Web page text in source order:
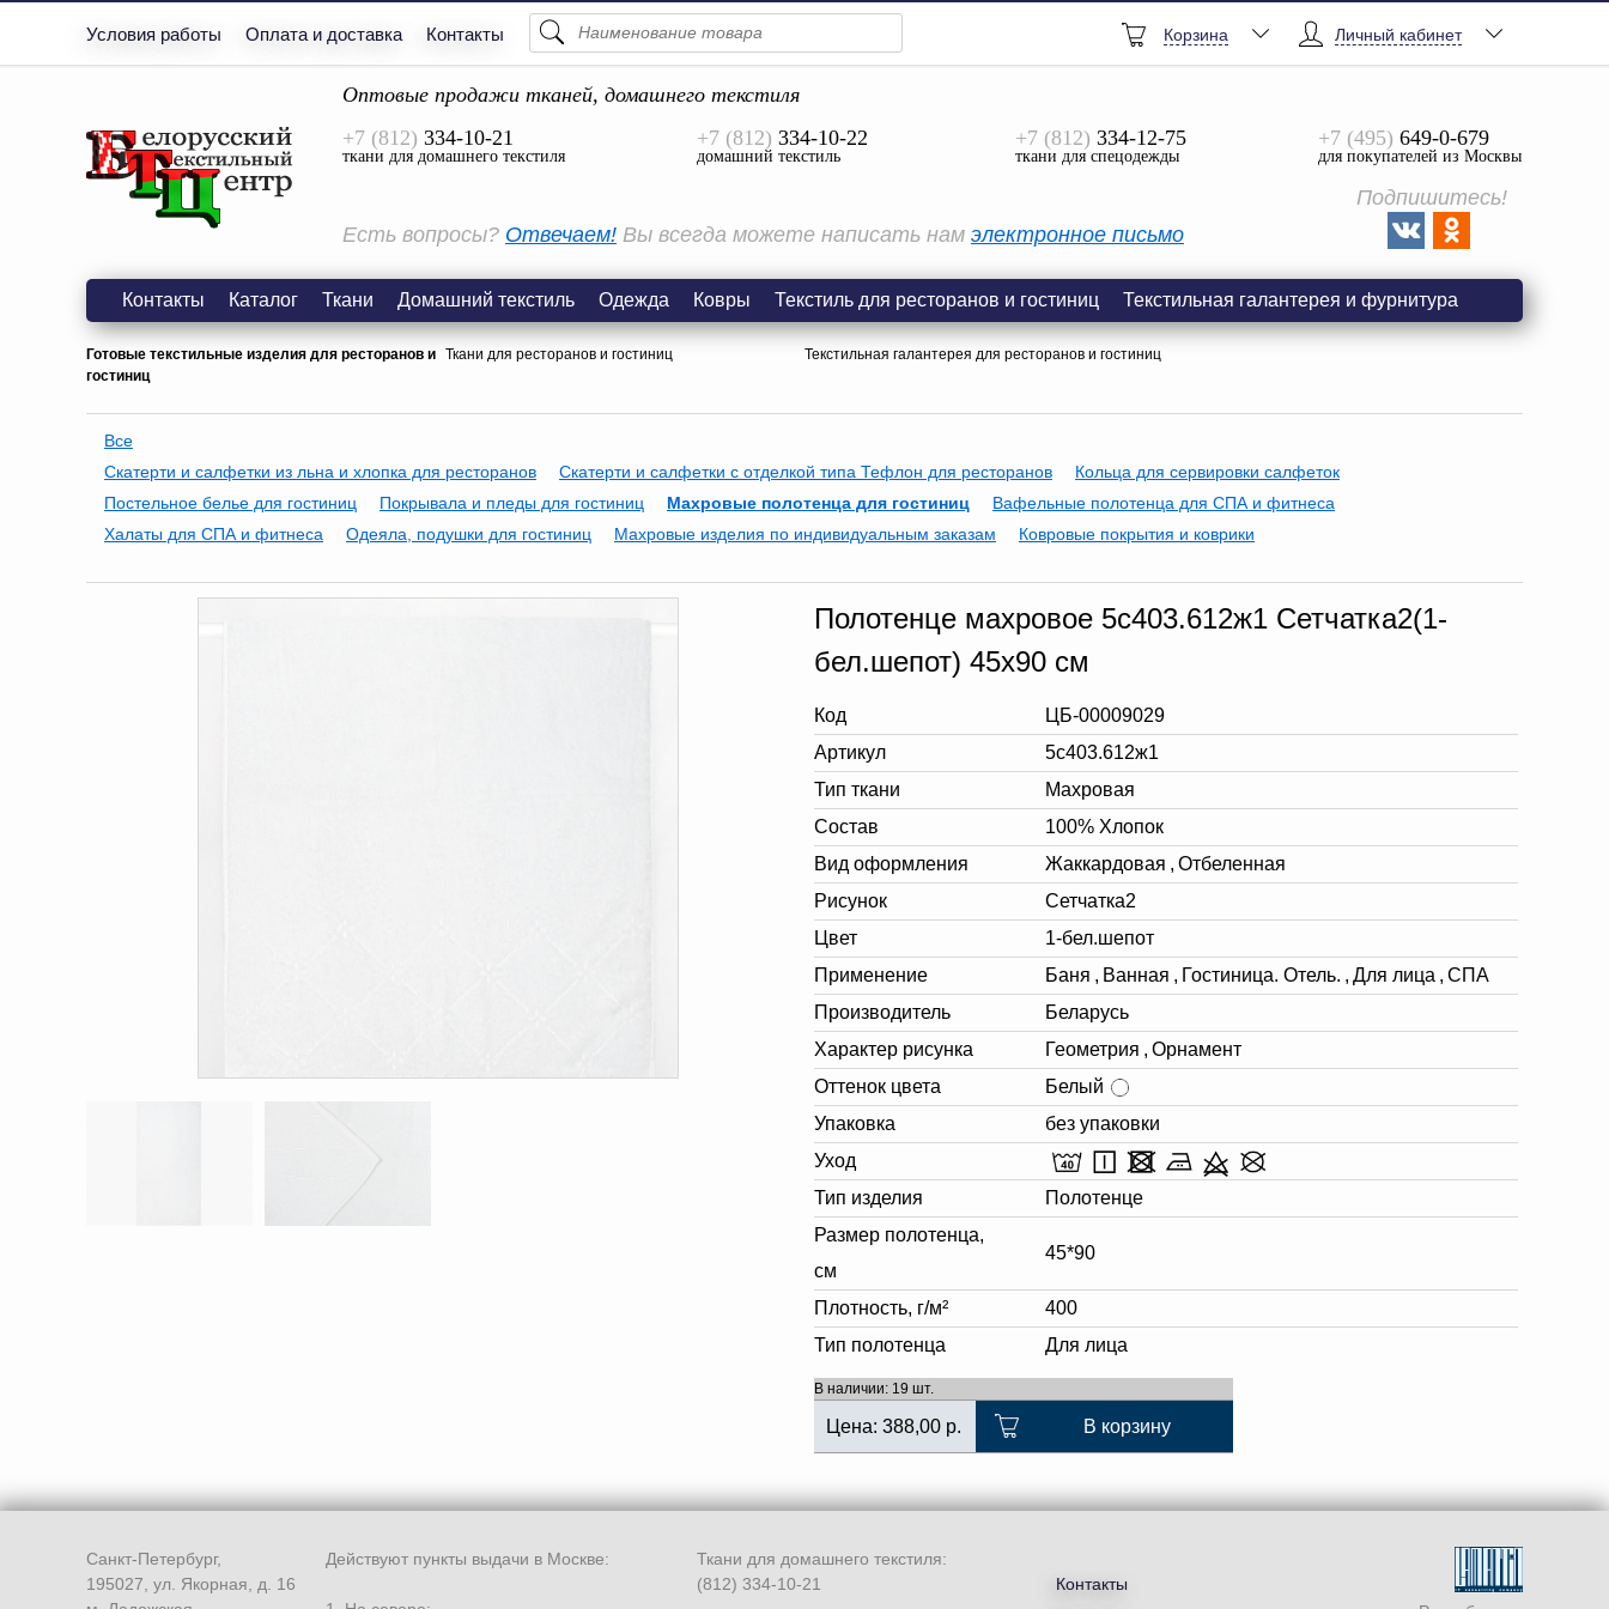
Условия работы Оплата и доставка Контакты
Просмотреть Все
Личный кабинет
Корзина
Оптовые продажи тканей, домашнего текстиля
+7 (812) 334-10-21
ткани для домашнего текстиля
+7 (812) 334-10-22
домашний текстиль
+7 (812) 334-12-75
ткани для спецодежды
+7 (495) 649-0-679
для покупателей из Москвы
Есть вопросы? Отвечаем! Вы всегда можете написать нам электронное письмо
Подпишитесь!
Контакты Каталог Ткани Домашний текстиль Одежда Ковры Текстиль для ресторанов и гостиниц Текстильная галантерея и фурнитура
Готовые текстильные изделия для ресторанов и
гостиниц
Ткани для ресторанов и гостиниц Текстильная галантерея для ресторанов и гостиниц
Все
Скатерти и салфетки из льна и хлопка для ресторанов
Скатерти и салфетки с отделкой типа Тефлон для ресторанов
Кольца для сервировки салфеток
Постельное белье для гостиниц
Покрывала и пледы для гостиниц Махровые полотенца для гостиниц
Вафельные полотенца для СПА и фитнеса
Халаты для СПА и фитнеса
Одеяла, подушки для гостиниц Махровые изделия по индивидуальным заказам Ковровые покрытия и коврики
Полотенце махровое 5с403.612ж1 Сетчатка2(1-
бел.шепот) 45х90 см
Код
ЦБ-00009029
Артикул
5с403.612ж1
Тип ткани
Махровая
Состав
100% Хлопок
Вид оформления
Жаккардовая , Отбеленная
Рисунок
Сетчатка2
Цвет
1-бел.шепот
Применение
Баня , Ванная , Гостиница. Отель. , Для лица , СПА
Производитель
Беларусь
Характер рисунка
Геометрия , Орнамент
Оттенок цвета
Белый
Упаковка
без упаковки
Уход
Тип изделия
Полотенце
Размер полотенца,
см
45*90
Плотность, г/м²
400
Тип полотенца
Для лица
В наличии: 19 шт.
Цена: 388,00 р. В корзину
Санкт-Петербург,
195027, ул. Якорная, д. 16
Действуют пункты выдачи в Москве:
Ткани для домашнего текстиля:
(812) 334-10-21
Контакты